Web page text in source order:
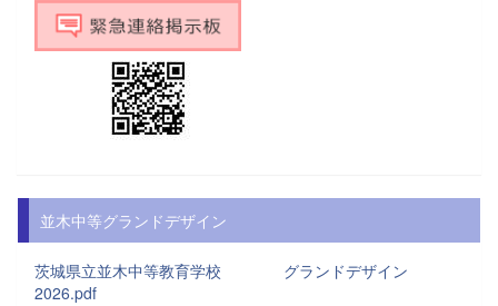
並木中等グランドデザイン
茨城県立並木中等教育学校 グランドデザイン
2026.pdf